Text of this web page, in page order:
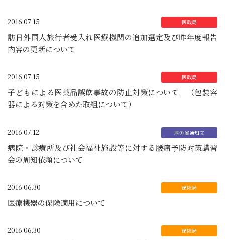
2016.07.15
訪日外国人旅行者受入れ医療機関の追加選定及び昨年度報告
内容の更新について
2016.07.15
子どもによる医薬品誤飲事故の防止対策について （包装容
器による対策を含めた取組について）
2016.07.12
病院・診療所及び社会福祉施設等に対する腰痛予防対策講習
会の周知依頼について
2016.06.30
医療機器の保険適用について
2016.06.30